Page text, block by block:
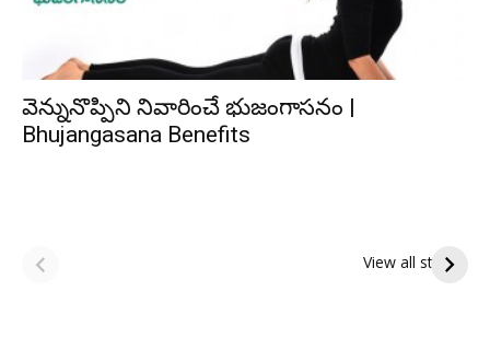
వెన్నునొప్పిని నివారించే భుజంగాసనం |
Bhujangasana Benefits
View all stories
పితృదేవతల ఆశీర్వాదం
ఇంద్రకీలాద్రి గిరి ప్రదక్షిణ